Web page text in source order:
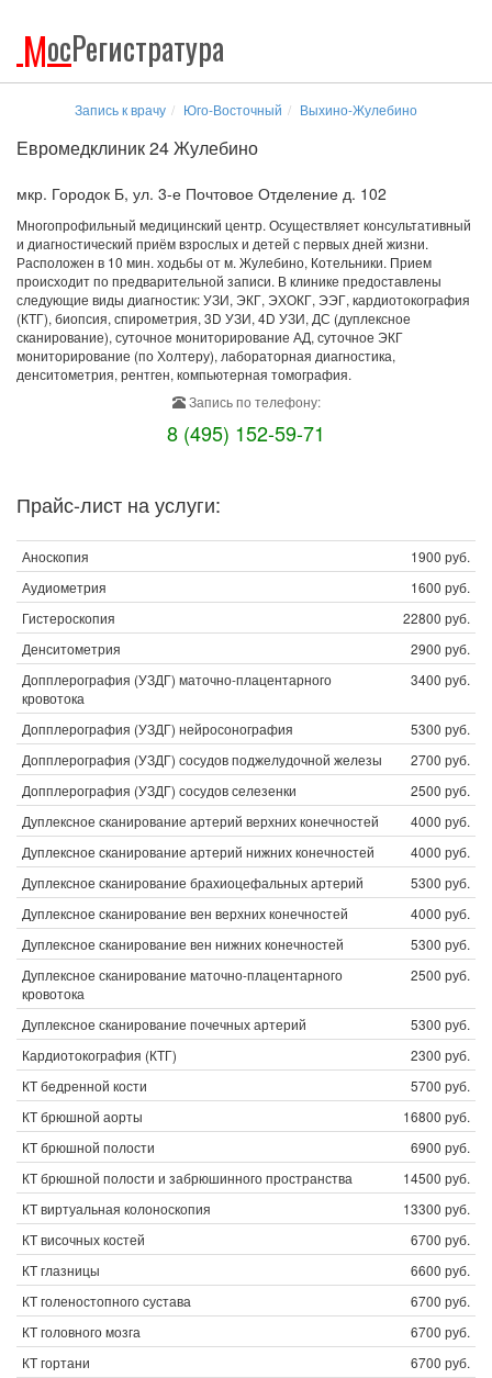
МосРегистратура
Запись к врачу Юго-Восточный Выхино-Жулебино
Евромедклиник 24 Жулебино
мкр. Городок Б, ул. 3-е Почтовое Отделение д. 102
Многопрофильный медицинский центр. Осуществляет консультативный
и диагностический приём взрослых и детей с первых дней жизни.
Расположен в 10 мин. ходьбы от м. Жулебино, Котельники. Прием
происходит по предварительной записи. В клинике предоставлены
следующие виды диагностик: УЗИ, ЭКГ, ЭХОКГ, ЭЭГ, кардиотокография
(КТГ), биопсия, спирометрия, 3D УЗИ, 4D УЗИ, ДС (дуплексное
сканирование), суточное мониторирование АД, суточное ЭКГ
мониторирование (по Холтеру), лабораторная диагностика,
денситометрия, рентген, компьютерная томография.
Запись по телефону:
8 (495) 152-59-71
Прайс-лист на услуги:
Аноскопия
1900 руб.
Аудиометрия
1600 руб.
Гистероскопия
22800 руб.
Денситометрия
2900 руб.
Допплерография (УЗДГ) маточно-плацентарного
кровотока
3400 руб.
Допплерография (УЗДГ) нейросонография
5300 руб.
Допплерография (УЗДГ) сосудов поджелудочной железы
2700 руб.
Допплерография (УЗДГ) сосудов селезенки
2500 руб.
Дуплексное сканирование артерий верхних конечностей
4000 руб.
Дуплексное сканирование артерий нижних конечностей
4000 руб.
Дуплексное сканирование брахиоцефальных артерий
5300 руб.
Дуплексное сканирование вен верхних конечностей
4000 руб.
Дуплексное сканирование вен нижних конечностей
5300 руб.
Дуплексное сканирование маточно-плацентарного
кровотока
2500 руб.
Дуплексное сканирование почечных артерий
5300 руб.
Кардиотокография (КТГ)
2300 руб.
КТ бедренной кости
5700 руб.
КТ брюшной аорты
16800 руб.
КТ брюшной полости
6900 руб.
КТ брюшной полости и забрюшинного пространства
14500 руб.
КТ виртуальная колоноскопия
13300 руб.
КТ височных костей
6700 руб.
КТ глазницы
6600 руб.
КТ голеностопного сустава
6700 руб.
КТ головного мозга
6700 руб.
КТ гортани
6700 руб.